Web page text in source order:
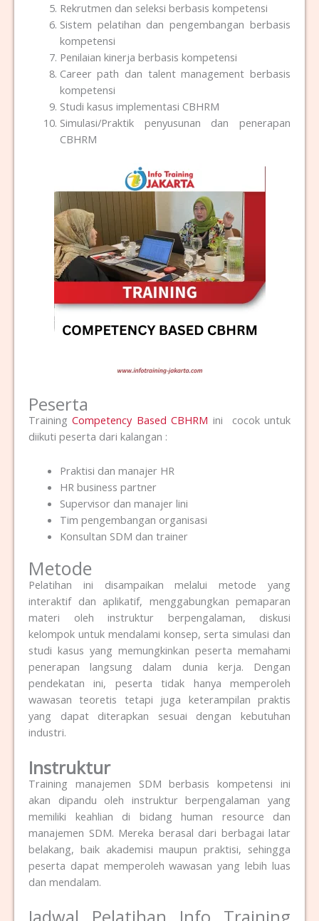
Rekrutmen dan seleksi berbasis kompetensi
Sistem pelatihan dan pengembangan berbasis
kompetensi
Penilaian kinerja berbasis kompetensi
Career path dan talent management berbasis
kompetensi
Studi kasus implementasi CBHRM
Simulasi/Praktik penyusunan dan penerapan
CBHRM
Peserta
TrainingCompetency Based CBHRM ini cocok untuk
diikuti peserta dari kalangan :
Praktisi dan manajer HR
HR business partner
Supervisor dan manajer lini
Tim pengembangan organisasi
Konsultan SDM dan trainer
Metode
Pelatihan ini disampaikan melalui metode yang
interaktif dan aplikatif, menggabungkan pemaparan
materi oleh instruktur berpengalaman, diskusi
kelompok untuk mendalami konsep, serta simulasi dan
studi kasus yang memungkinkan peserta memahami
penerapan langsung dalam dunia kerja. Dengan
pendekatan ini, peserta tidak hanya memperoleh
wawasan teoretis tetapi juga keterampilan praktis
yang dapat diterapkan sesuai dengan kebutuhan
industri.
Instruktur
Training manajemen SDM berbasis kompetensi ini
akan dipandu oleh instruktur berpengalaman yang
memiliki keahlian di bidang human resource dan
manajemen SDM. Mereka berasal dari berbagai latar
belakang, baik akademisi maupun praktisi, sehingga
peserta dapat memperoleh wawasan yang lebih luas
dan mendalam.